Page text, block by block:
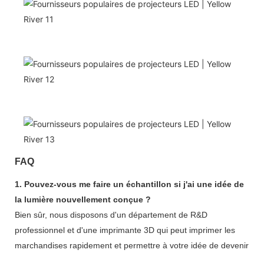
FAQ
1. Pouvez-vous me faire un échantillon si j'ai une idée de
la lumière nouvellement conçue ?
Bien sûr, nous disposons d'un département de R&D
professionnel et d'une imprimante 3D qui peut imprimer les
marchandises rapidement et permettre à votre idée de devenir